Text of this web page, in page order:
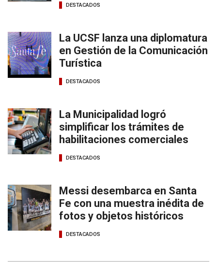
DESTACADOS
La UCSF lanza una diplomatura
en Gestión de la Comunicación
Turística
DESTACADOS
La Municipalidad logró
simplificar los trámites de
habilitaciones comerciales
DESTACADOS
Messi desembarca en Santa
Fe con una muestra inédita de
fotos y objetos históricos
DESTACADOS